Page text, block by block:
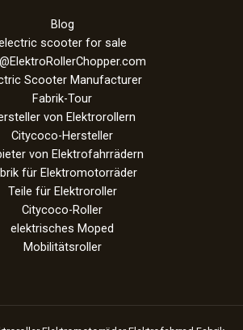
Blog
scooter for sale
Scooter Manufacturer
Fabrik-Tour
von Elektrorollern
Citycoco-Hersteller
von Elektrofahrrädern
für Elektromotorräder
Teile für Elektroroller
Citycoco-Roller
elektrisches Moped
Mobilitätsroller